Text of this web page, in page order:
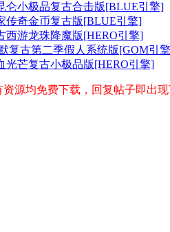
仑小极品复古合击版[BLUE引擎]
传奇金币复古版[BLUE引擎]
西游龙珠降魔版[HERO引擎]
复古第二季假人系统版[GOM引
光芒复古小极品版[HERO引擎]
资源均免费下载，回复帖子即出